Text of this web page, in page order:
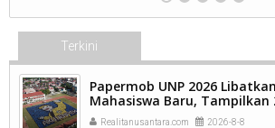
Terkini
Papermob UNP 2026
Mahasiswa Baru, Tampilkan
9.250 Kavling.
Realitanusantara.com 2026-8-8